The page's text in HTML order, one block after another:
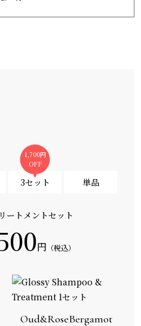
3セット
1,700円
OFF
単品
ートメントセット
円 （税込）
Oud&RoseBergamot